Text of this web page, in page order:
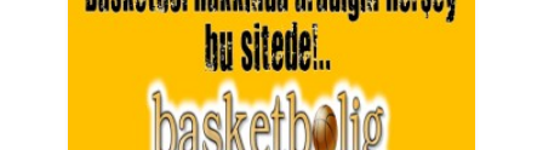
A. BAHRİ VRESKALA
Köşe Yazarı